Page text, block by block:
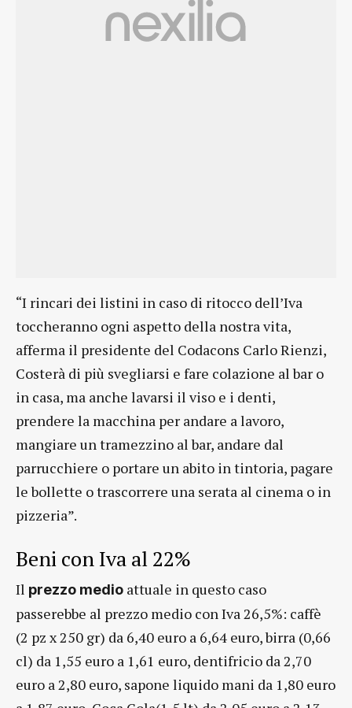
“I rincari dei listini in caso di ritocco dell’Iva
toccheranno ogni aspetto della nostra vita,
afferma il presidente del Codacons Carlo Rienzi,
Costerà di più svegliarsi e fare colazione al bar o
in casa, ma anche lavarsi il viso e i denti,
prendere la macchina per andare a lavoro,
mangiare un tramezzino al bar, andare dal
parrucchiere o portare un abito in tintoria, pagare
le bollette o trascorrere una serata al cinema o in
pizzeria”.
Beni con Iva al 22%
Il prezzo medio attuale in questo caso
passerebbe al prezzo medio con Iva 26,5%: caffè
(2 pz x 250 gr) da 6,40 euro a 6,64 euro, birra (0,66
cl) da 1,55 euro a 1,61 euro, dentifricio da 2,70
euro a 2,80 euro, sapone liquido mani da 1,80 euro